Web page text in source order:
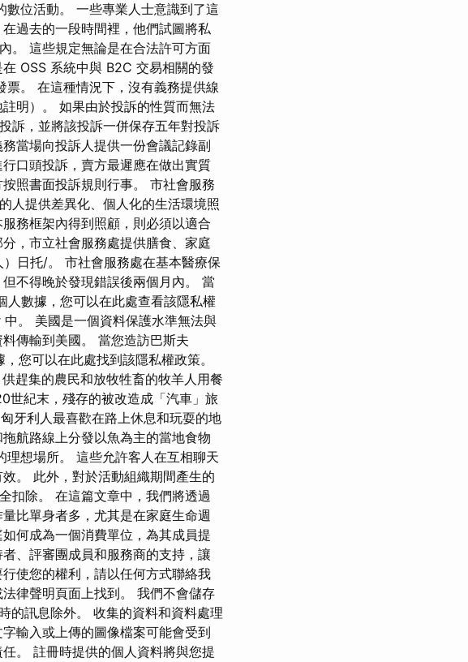
位活動。 一些專業人士意識到了這
過去的一段時間裡，他們試圖將私
。 這些規定無論是在合法許可方面
OSS 系統中與 B2C 交易相關的發
。 在這種情況下，沒有義務提供線
明）。 如果由於投訴的性質而無法
訴，並將該投訴一併保存五年對投訴
當場向投訴人提供一份會議記錄副
口頭投訴，賣方最遲應在做出實質
照書面投訴規則行事。 市社會服務
人提供差異化、個人化的生活環境照
務框架內得到照顧，則必須以適合
，市立社會服務處提供膳食、家庭
日托/。 市社會服務處在基本醫療保
不得晚於發現錯誤後兩個月內。 當
人數據，您可以在此處查看該隱私權
。 美國是一個資料保護水準無法與
傳輸到美國。 當您造訪巴斯夫
您可以在此處找到該隱私權政策。
趕集的農民和放牧牲畜的牧羊人用餐
世紀末，殘存的被改造成「汽車」旅
牙利人最喜歡在路上休息和玩耍的地
航路線上分發以魚為主的當地食物
理想場所。 這些允許客人在互相聊天
。 此外，對於活動組織期間產生的
扣除。 在這篇文章中，我們將透過
比單身者多，尤其是在家庭生命週
何成為一個消費單位，為其成員提
、評審團成員和服務商的支持，讓
使您的權利，請以任何方式聯絡我
律聲明頁面上找到。 我們不會儲存
的訊息除外。 收集的資料和資料處理
輸入或上傳的圖像檔案可能會受到
。 註冊時提供的個人資料將與您提